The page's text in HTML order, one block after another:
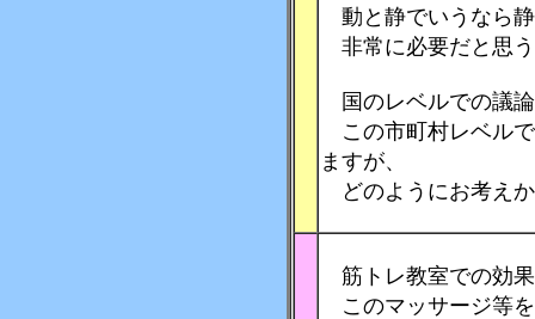
動と静でいうなら
非常に必要だと思
国のレベルでの議
この市町村レベル
ますが、
どのようにお考え
筋トレ教室での効
このマッサージ等